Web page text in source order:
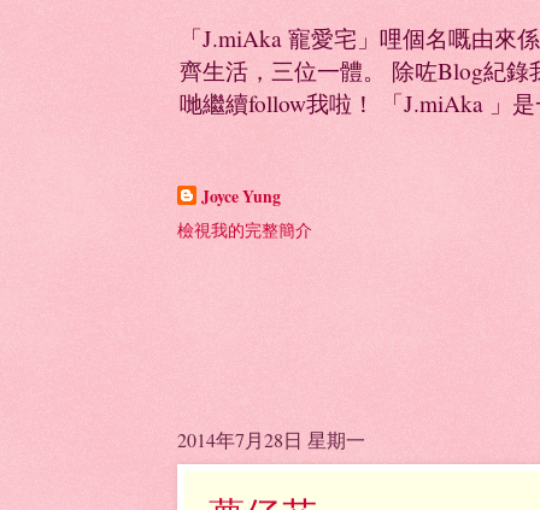
「J.miAka 寵愛宅」哩個名嘅由
齊生活，三位一體。 除咗Blog紀錄
哋繼續follow我啦！ 「J.miAka 」
Joyce Yung
檢視我的完整簡介
2014年7月28日 星期一